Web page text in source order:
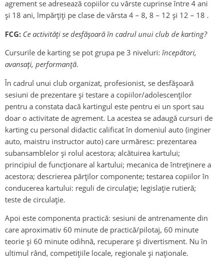
agrement se adresează copiilor cu vârste cuprinse între 4 ani
și 18 ani, împărțiți pe clase de vârsta 4 – 8, 8 – 12 și 12 – 18 .
FCG: Ce activități se desfășoară în cadrul unui club de karting?
Cursurile de karting se pot grupa pe 3 niveluri: începători,
avansați, performanță.
În cadrul unui club organizat, profesionist, se desfășoară
sesiuni de prezentare și testare a copiilor/adolescenților
pentru a constata dacă kartingul este pentru ei un sport sau
doar o activitate de agrement. La acestea se adaugă cursuri de
karting cu personal didactic calificat în domeniul auto (inginer
auto, maistru instructor auto) care urmăresc: prezentarea
subansamblelor și rolul acestora; alcătuirea kartului;
principiul de funcționare al kartului; mecanica de întreținere a
acestora; descrierea părților componente; testarea copiilor în
conducerea kartului: reguli de circulație; legislație rutieră;
teste de circulație.
Apoi este componenta practică: sesiuni de antrenamente din
care aproximativ 60 minute de practică/pilotaj, 60 minute
teorie și 60 minute odihnă, recuperare și divertisment. Nu în
ultimul rând, competițiile locale, regionale și naționale.